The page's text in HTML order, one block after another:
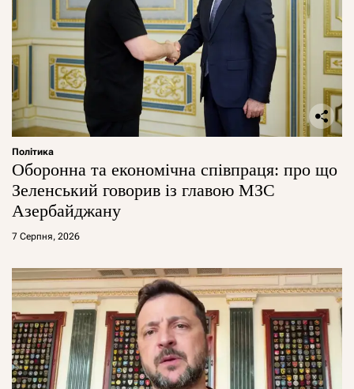
Політика
Оборонна та економічна співпраця: про що
Зеленський говорив із главою МЗС
Азербайджану
7 Серпня, 2026